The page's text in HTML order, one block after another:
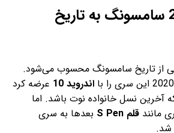
گلکسی نوت 20 سامسونگ به تاریخ
از تاریخ سامسونگ محسوب می‌شود.
اندروید 10
عرضه کرد
آخرین نسل خانواده نوت باشد. اما
مانند قلم S Pen
بعدها به سری